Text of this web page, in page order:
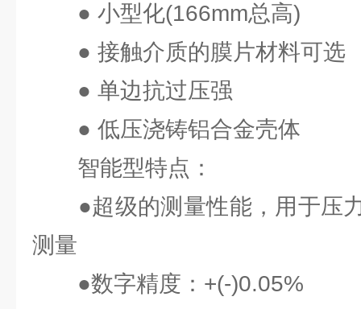
● 小型化(166mm总高)
● 接触介质的膜片材料可选
● 单边抗过压强
● 低压浇铸铝合金壳体
智能型特点：
●超级的测量性能，用于压
测量
●数字精度：+(-)0.05%